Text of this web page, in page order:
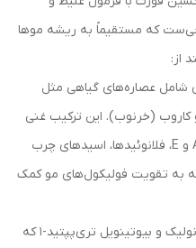
که مستقیماً به ریشه موها
از:
شامل عصاره‌های گیاهی مثل
و کاروب (خرنوب). این ترکیب غنی
از ویتامین‌های A، B1، B2، B5، B6، B9 و E، فلانوئیدها، اسیدهای چرب
که به تقویت فولیکول‌های مو کمک
: شامل آپيژنين، اسید اولئانولیک و بیوتینویل تری‌پپتید-۱ که